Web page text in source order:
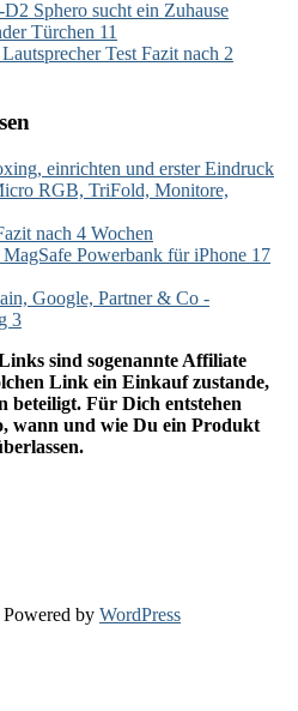
D2 Sphero sucht ein Zuhause
Türchen 11
Test Fazit nach 2
einrichten und erster Eindruck
RGB, TriFold, Monitore,
nach 4 Wochen
Powerbank für iPhone 17
Google, Partner & Co -
3
sind sogenannte Affiliate
Link ein Einkauf zustande,
beteiligt. Für Dich entstehen
wann und wie Du ein Produkt
Powered by WordPress